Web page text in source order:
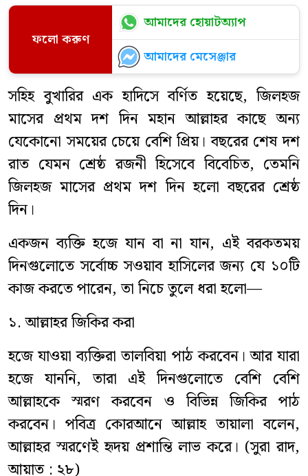
ফলো করুণ
আমাদের হোয়াটঅ্যাপ
আমাদের মেসেঞ্জার
সহিহ বুখারির এক হাদিসে বর্ণিত হয়েছে, জিলহজ
মাসের প্রথম দশ দিন মহান আল্লাহর কাছে অন্য
যেকোনো সময়ের চেয়ে বেশি প্রিয়। বছরের শেষ দশ
রাত যেমন শ্রেষ্ঠ রজনী হিসেবে বিবেচিত, তেমনি
জিলহজ মাসের প্রথম দশ দিন হলো বছরের শ্রেষ্ঠ
দিন।
একজন ব্যক্তি হজে যান বা না যান, এই বরকতময়
দিনগুলোতে সর্বোচ্চ সওয়াব হাসিলের জন্য যে ১০টি
কাজ করতে পারেন, তা নিচে তুলে ধরা হলো—
১. আল্লাহর জিকির করা
হজে যাওয়া ব্যক্তিরা তালবিয়া পাঠ করবেন। আর যারা
হজে যাননি, তারা এই দিনগুলোতে বেশি বেশি
আল্লাহকে স্মরণ করবেন ও বিভিন্ন জিকির পাঠ
করবেন। পবিত্র কোরআনে আল্লাহ তায়ালা বলেন,
আল্লাহর স্মরণেই হৃদয় প্রশান্তি লাভ করে। (সুরা রাদ,
আয়াত : ২৮)